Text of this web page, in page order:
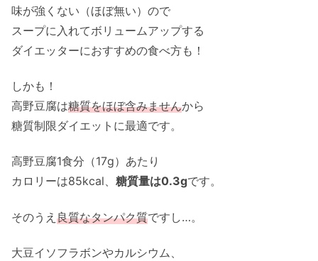
味が強くない（ほぼ無い）ので
スープに入れてボリュームアップする
ダイエッターにおすすめの食べ方も！
しかも！
高野豆腐は糖質をほぼ含みませんから
糖質制限ダイエットに最適です。
高野豆腐1食分（17g）あたり
カロリーは85kcal、 糖質量は0.3gです。
そのうえ 良質なタンパク質ですし…。
大豆イソフラボンやカルシウム、